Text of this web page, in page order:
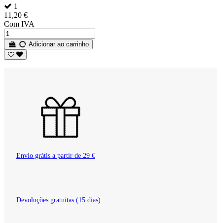
1
11,20 €
Com IVA
Adicionar ao carrinho
Envio grátis a partir de 29 €
Devoluções gratuitas (15 dias)